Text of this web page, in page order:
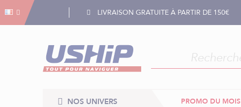
LIVRAISON GRATUITE À PARTIR DE 150€
NOS UNIVERS PROMO DU MOIS
Gestion des cookies
Gestion des cookies